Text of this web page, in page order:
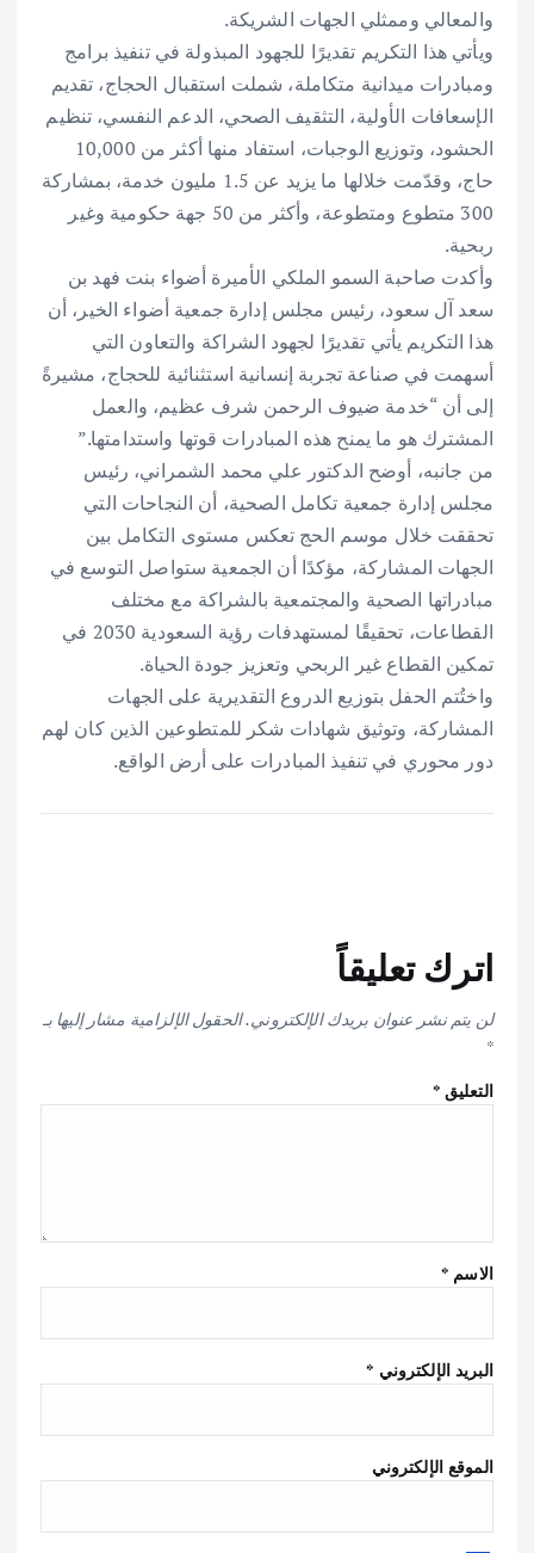
والمعالي وممثلي الجهات الشريكة.
ويأتي هذا التكريم تقديرًا للجهود المبذولة في تنفيذ برامج
ومبادرات ميدانية متكاملة، شملت استقبال الحجاج، تقديم
الإسعافات الأولية، التثقيف الصحي، الدعم النفسي، تنظيم
الحشود، وتوزيع الوجبات، استفاد منها أكثر من 10,000
حاج، وقدّمت خلالها ما يزيد عن 1.5 مليون خدمة، بمشاركة
300 متطوع ومتطوعة، وأكثر من 50 جهة حكومية وغير
ربحية.
وأكدت صاحبة السمو الملكي الأميرة أضواء بنت فهد بن
سعد آل سعود، رئيس مجلس إدارة جمعية أضواء الخير، أن
هذا التكريم يأتي تقديرًا لجهود الشراكة والتعاون التي
أسهمت في صناعة تجربة إنسانية استثنائية للحجاج، مشيرةً
إلى أن “خدمة ضيوف الرحمن شرف عظيم، والعمل
المشترك هو ما يمنح هذه المبادرات قوتها واستدامتها.”
من جانبه، أوضح الدكتور علي محمد الشمراني، رئيس
مجلس إدارة جمعية تكامل الصحية، أن النجاحات التي
تحققت خلال موسم الحج تعكس مستوى التكامل بين
الجهات المشاركة، مؤكدًا أن الجمعية ستواصل التوسع في
مبادراتها الصحية والمجتمعية بالشراكة مع مختلف
القطاعات، تحقيقًا لمستهدفات رؤية السعودية 2030 في
تمكين القطاع غير الربحي وتعزيز جودة الحياة.
واختُتم الحفل بتوزيع الدروع التقديرية على الجهات
المشاركة، وتوثيق شهادات شكر للمتطوعين الذين كان لهم
دور محوري في تنفيذ المبادرات على أرض الواقع.
اترك تعليقاً
لن يتم نشر عنوان بريدك الإلكتروني.الحقول الإلزامية مشار إليها بـ
*
التعليق*
الاسم *
البريد الإلكتروني *
الموقع الإلكتروني